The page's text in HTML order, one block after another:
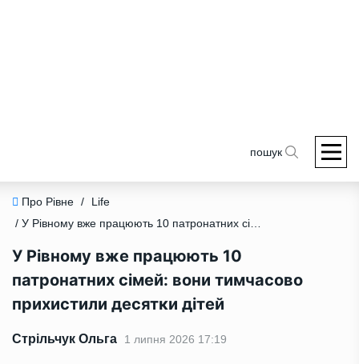
пошук
Про Рівне /
Life
/ У Рівному вже працюють 10 патронатних сімей: вони тимчасово прихистили десятки дітей
У Рівному вже працюють 10
патронатних сімей: вони тимчасово
прихистили десятки дітей
Стрільчук Ольга 1 липня 2026 17:19